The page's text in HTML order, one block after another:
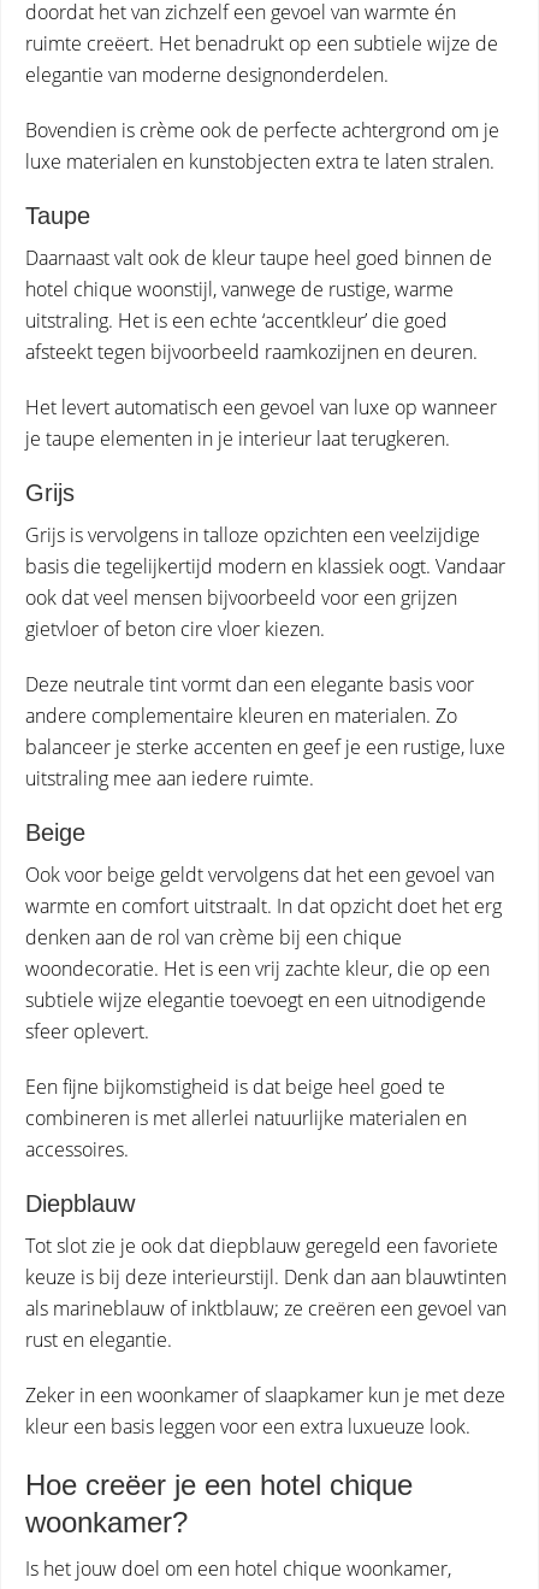
doordat het van zichzelf een gevoel van warmte én
ruimte creëert. Het benadrukt op een subtiele wijze de
elegantie van moderne designonderdelen.
Bovendien is crème ook de perfecte achtergrond om je
luxe materialen en kunstobjecten extra te laten stralen.
Taupe
Daarnaast valt ook de kleur taupe heel goed binnen de
hotel chique woonstijl, vanwege de rustige, warme
uitstraling. Het is een echte ‘accentkleur’ die goed
afsteekt tegen bijvoorbeeld raamkozijnen en deuren.
Het levert automatisch een gevoel van luxe op wanneer
je taupe elementen in je interieur laat terugkeren.
Grijs
Grijs is vervolgens in talloze opzichten een veelzijdige
basis die tegelijkertijd modern en klassiek oogt. Vandaar
ook dat veel mensen bijvoorbeeld voor een grijzen
gietvloer of beton cire vloer kiezen.
Deze neutrale tint vormt dan een elegante basis voor
andere complementaire kleuren en materialen. Zo
balanceer je sterke accenten en geef je een rustige, luxe
uitstraling mee aan iedere ruimte.
Beige
Ook voor beige geldt vervolgens dat het een gevoel van
warmte en comfort uitstraalt. In dat opzicht doet het erg
denken aan de rol van crème bij een chique
woondecoratie. Het is een vrij zachte kleur, die op een
subtiele wijze elegantie toevoegt en een uitnodigende
sfeer oplevert.
Een fijne bijkomstigheid is dat beige heel goed te
combineren is met allerlei natuurlijke materialen en
accessoires.
Diepblauw
Tot slot zie je ook dat diepblauw geregeld een favoriete
keuze is bij deze interieurstijl. Denk dan aan blauwtinten
als marineblauw of inktblauw; ze creëren een gevoel van
rust en elegantie.
Zeker in een woonkamer of slaapkamer kun je met deze
kleur een basis leggen voor een extra luxueuze look.
Hoe creëer je een hotel chique
woonkamer?
Is het jouw doel om een hotel chique woonkamer,